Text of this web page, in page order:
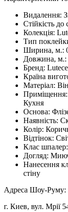
Видалення:
Стійкість до
Колекція:
Тип
Ширина, м.:
Довжина, м.:
Бренд: Lutece
Країна
Матеріал:
Приміщення:
Кухня
Основа:
Наявність:
Колір:
Відтінок:
Клас шпалер:
Догляд:
Нанесення
стіну
Адреса Шоу-Руму:
г. Киев, вул. Мрії